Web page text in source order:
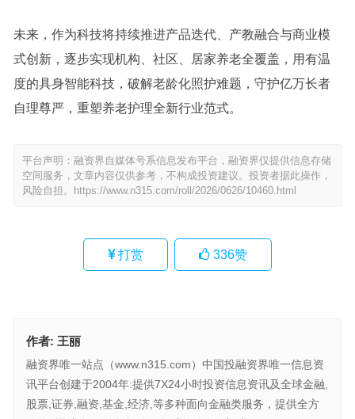
未来，作为科技将持续推进产品迭代、产教融合与商业模
式创新，逐步实现机构、社区、居家养老全覆盖，用有温
度的具身智能科技，破解老龄化照护难题，守护亿万长者
自理尊严，重塑养老护理全新行业范式。
平台声明：融资界自媒体号系信息发布平台，融资界仅提供信息存储
空间服务，文章内容仅供参考，不构成投资建议。投资者据此操作，
风险自担。 https://www.n315.com/roll/2026/0626/10460.html
打赏 336赞
作者: 王丽
融资界唯一站点（www.n315.com）中国投融资界唯一信息资
讯平台创建于2004年:提供7X24小时投资信息资讯及全球金融,
股票,证券,融资,基金,经济,等多种面向金融类服务，提供全方